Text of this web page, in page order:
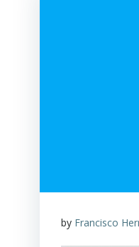
by Francisco